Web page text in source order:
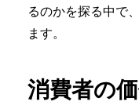
るのかを探る中で
ます。
消費者の